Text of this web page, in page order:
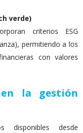
verde)
criterios ESG
permitiendo a los
con valores
la gestión
disponibles desde